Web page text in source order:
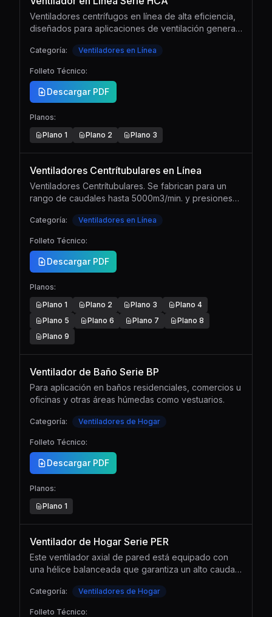
Ventiladores centrífugos en línea de alta eficiencia,
diseñados para aplicaciones de ventilación general
instalaciones donde se requiere un flujo de aire
Categoría: Ventiladores en Línea
Folleto Técnico:
Descargar PDF
Planos:
Plano 1 Plano 2 Plano 3
Ventiladores Centrítubulares en Línea
Ventiladores Centrítubulares. Se fabrican para un
rango de caudales hasta 5000m3/min. y presiones
inclinadas hacia atrás, autolimitadoras de potencia,
Categoría: Ventiladores en Línea
Folleto Técnico:
Descargar PDF
Planos:
Plano 1 Plano 2 Plano 3 Plano 4
Plano 5 Plano 6 Plano 7 Plano 8
Plano 9
Ventilador de Baño Serie BP
Para aplicación en baños residenciales, comercios u
oficinas y otras áreas húmedas como vestuarios.
Categoría: Ventiladores de Hogar
Folleto Técnico:
Descargar PDF
Planos:
Plano 1
Ventilador de Hogar Serie PER
Este ventilador axial de pared está equipado con
una hélice balanceada que garantiza un alto caudal
característica lo convierte en una opción ideal para
Categoría: Ventiladores de Hogar
Folleto Técnico: